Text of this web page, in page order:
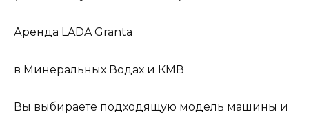
Аренда LADA Granta
в Минеральных Водах и КМВ
Вы выбираете подходящую модель машины и